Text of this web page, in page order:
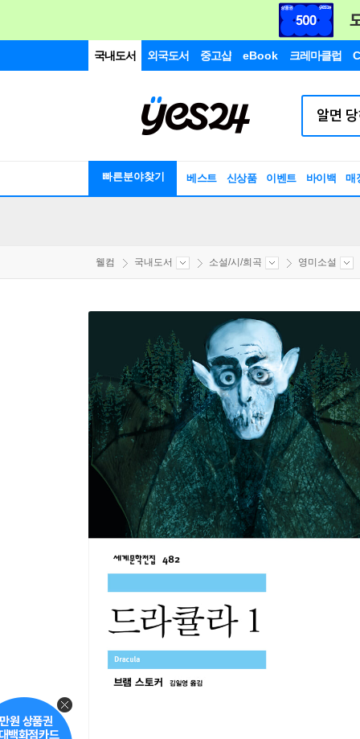
국내도서 외국도서 중고샵 eBook 크레마클럽
빠른분야찾기 베스트 신상품 이벤트 바이백 매
웰컴 국내도서 소설/시/희곡 영미소설